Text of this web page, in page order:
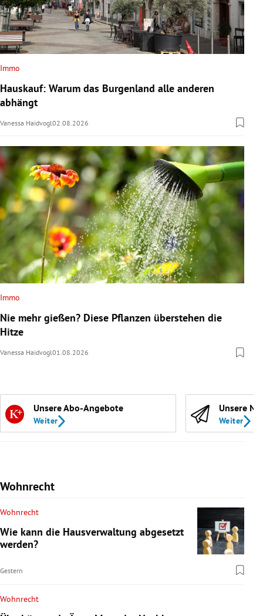
Immo
Hauskauf: Warum das Burgenland alle anderen
abhängt
Vanessa Haidvogl02.08.2026
Immo
Nie mehr gießen? Diese Pflanzen überstehen die
Hitze
Vanessa Haidvogl01.08.2026
Unsere Abo-Angebote
Weiter
Unsere
Weiter
Wohnrecht
Wohnrecht
Wie kann die Hausverwaltung abgesetzt
werden?
Gestern
Wohnrecht